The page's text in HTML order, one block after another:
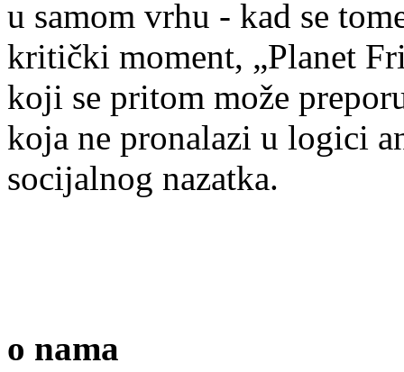
u samom vrhu - kad se
kritički moment, „Planet
koji se pritom može
koja ne pronalazi u logici
socijalnog nazatka.
o nama